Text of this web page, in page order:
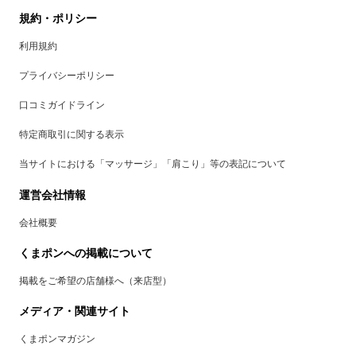
規約・ポリシー
利用規約
プライバシーポリシー
口コミガイドライン
特定商取引に関する表示
当サイトにおける「マッサージ」「肩こり」等の表記について
運営会社情報
会社概要
くまポンへの掲載について
掲載をご希望の店舗様へ（来店型）
メディア・関連サイト
くまポンマガジン